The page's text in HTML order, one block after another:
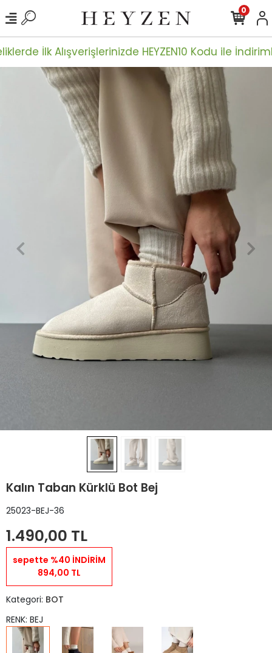
İlk Alışverişlerinizde HEYZEN10 Kodu ile
0
Kalın Taban Kürklü Bot Bej
25023-BEJ-36
1.490,00 TL
sepette %40 İNDİRİM
894,00 TL
Kategori: BOT
RENK: BEJ